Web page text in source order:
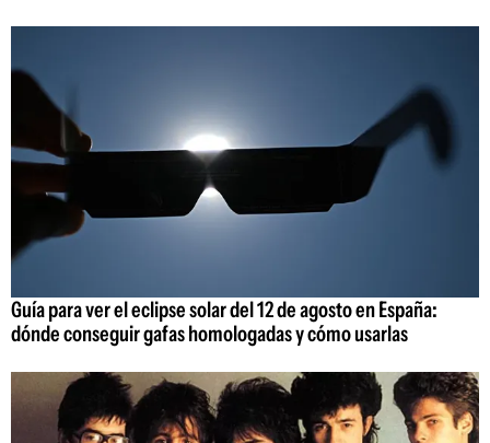
Guía para ver el eclipse solar del 12 de agosto en España:
dónde conseguir gafas homologadas y cómo usarlas